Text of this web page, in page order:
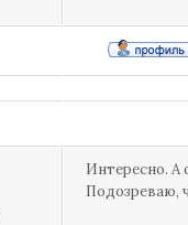
Интересно. А
Подозреваю,